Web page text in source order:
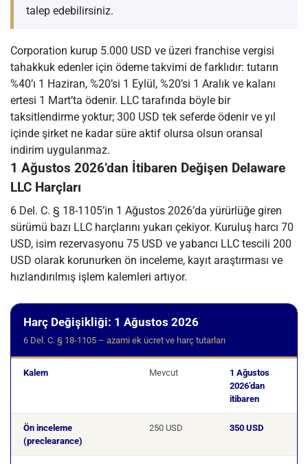
talep edebilirsiniz.
Corporation kurup 5.000 USD ve üzeri franchise vergisi
tahakkuk edenler için ödeme takvimi de farklıdır: tutarın
%40’ı 1 Haziran, %20’si 1 Eylül, %20’si 1 Aralık ve kalanı
ertesi 1 Mart’ta ödenir. LLC tarafında böyle bir
taksitlendirme yoktur; 300 USD tek seferde ödenir ve yıl
içinde şirket ne kadar süre aktif olursa olsun oransal
indirim uygulanmaz.
1 Ağustos 2026’dan İtibaren Değişen Delaware
LLC Harçları
6 Del. C. § 18-1105’in 1 Ağustos 2026’da yürürlüğe giren
sürümü bazı LLC harçlarını yukarı çekiyor. Kuruluş harcı 70
USD, isim rezervasyonu 75 USD ve yabancı LLC tescili 200
USD olarak korunurken ön inceleme, kayıt araştırması ve
hızlandırılmış işlem kalemleri artıyor.
Harç Değişikliği: 1 Ağustos 2026
6 Del. C. § 18-1105 – azami ek ücret ve harç tutarları
Kalem Mevcut
1 Ağustos
2026’dan
itibaren
Ön inceleme
(preclearance)
250 USD 350 USD